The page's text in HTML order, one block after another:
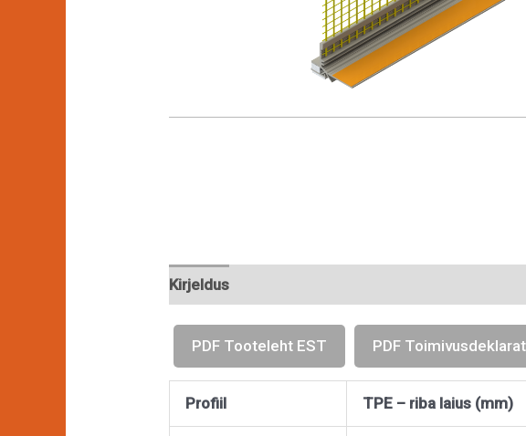
Kirjeldus
PDF Tooteleht EST PDF
Profiil TPE – riba laius (mm)